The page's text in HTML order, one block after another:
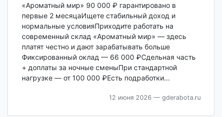
«Ароматный мир» 90 000 ₽ гарантировано в
первые 2 месяцаИщете стабильный доход и
нормальные условияПриходите работать на
современный склад «Ароматный мир» — здесь
платят честно и дают зарабатывать больше
Фиксированный оклад — 66 000 ₽Сдельная часть
+ доплаты за ночные сменыПри стандартной
нагрузке — от 100 000 ₽Есть подработки...
12 июня 2026 — gderabota.ru